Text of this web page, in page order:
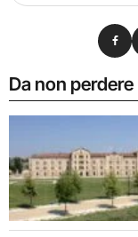
Da non perdere